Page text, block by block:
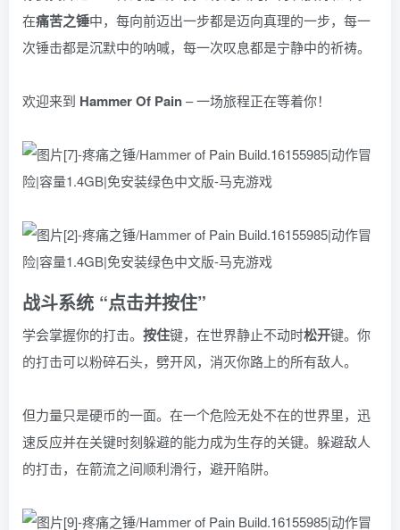
在痛苦之锤中，每向前迈出一步都是迈向真理的一步，每一
次锤击都是沉默中的呐喊，每一次叹息都是宁静中的祈祷。
欢迎来到 Hammer Of Pain– 一场旅程正在等着你！
战斗系统 “点击并按住”
学会掌握你的打击。 按住键，在世界静止不动时松开键。你
的打击可以粉碎石头，劈开风，消灭你路上的所有敌人。
但力量只是硬币的一面。在一个危险无处不在的世界里，迅
速反应并在关键时刻躲避的能力成为生存的关键。躲避敌人
的打击，在箭流之间顺利滑行，避开陷阱。